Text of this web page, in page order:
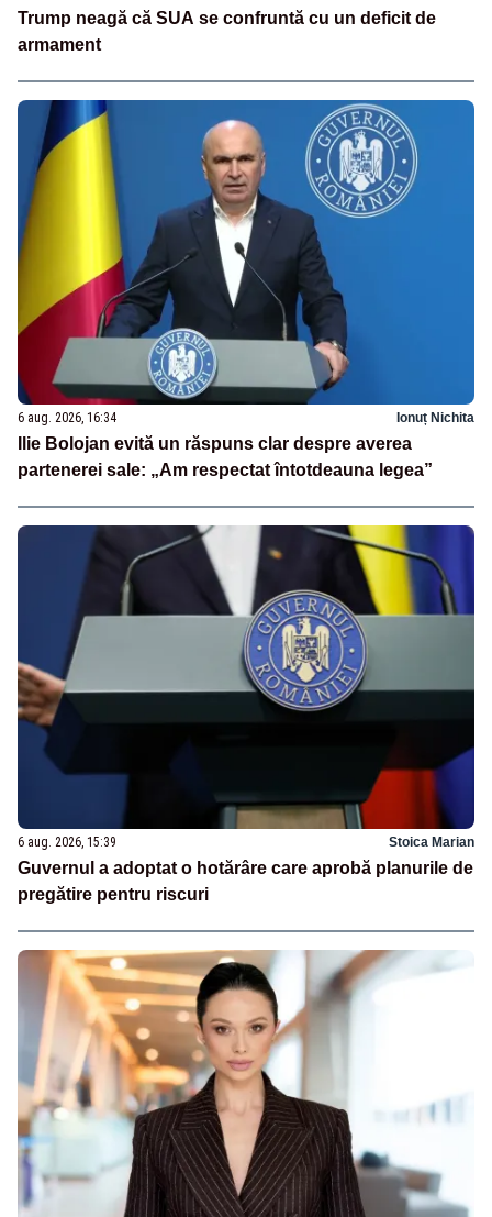
Trump neagă că SUA se confruntă cu un deficit de
armament
6 aug. 2026, 16:34 Ionuț Nichita
Ilie Bolojan evită un răspuns clar despre averea
partenerei sale: „Am respectat întotdeauna legea”
6 aug. 2026, 15:39 Stoica Marian
Guvernul a adoptat o hotărâre care aprobă planurile de
pregătire pentru riscuri